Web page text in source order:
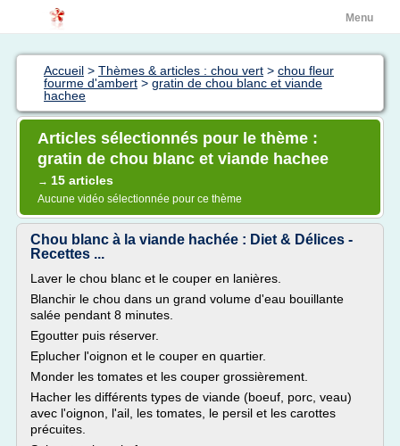
Menu
Accueil > Thèmes & articles : chou vert > chou fleur
fourme d'ambert > gratin de chou blanc et viande
hachee
Articles sélectionnés pour le thème :
gratin de chou blanc et viande hachee
→ 15 articles
Aucune vidéo sélectionnée pour ce thème
Chou blanc à la viande hachée : Diet & Délices -
Recettes ...
Laver le chou blanc et le couper en lanières.
Blanchir le chou dans un grand volume d'eau bouillante
salée pendant 8 minutes.
Egoutter puis réserver.
Eplucher l'oignon et le couper en quartier.
Monder les tomates et les couper grossièrement.
Hacher les différents types de viande (boeuf, porc, veau)
avec l'oignon, l'ail, les tomates, le persil et les carottes
précuites.